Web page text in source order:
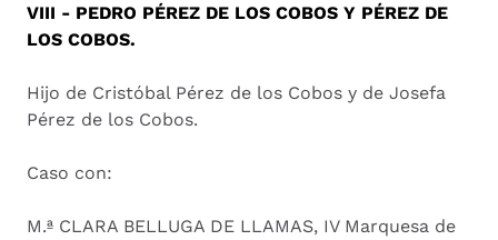
VIII - PEDRO PÉREZ DE LOS COBOS Y PÉREZ DE
LOS COBOS.
Hijo de Cristóbal Pérez de los Cobos y de Josefa
Pérez de los Cobos.
Caso con:
M.ª CLARA BELLUGA DE LLAMAS, IV Marquesa de